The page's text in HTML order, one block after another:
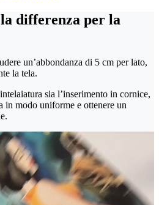
differenza per la
un’abbondanza di 5 cm per lato,
la tela.
sia l’inserimento in cornice,
in modo uniforme e ottenere un